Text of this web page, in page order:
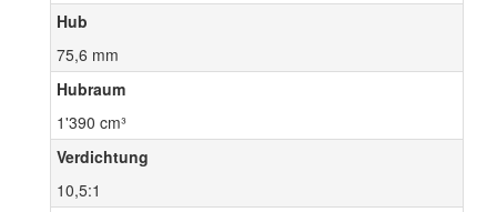
Hub
75,6 mm
Hubraum
1'390 cm³
Verdichtung
10,5:1